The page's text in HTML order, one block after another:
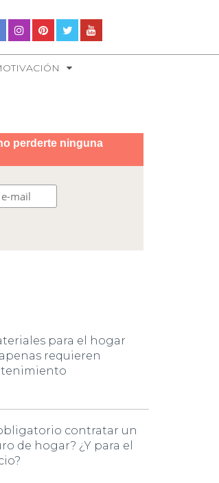
para el hogar
requieren
contratar un
de hogar? ¿Y para el